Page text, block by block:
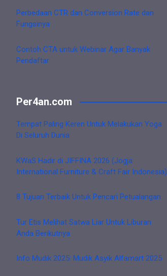
Perbedaan CTR dan Conversion Rate dan
Fungsinya
Contoh CTA untuk Webinar Agar Banyak
Pendaftar
Per4an.com
Tempat Paling Keren Untuk Melakukan Yoga
Di Seluruh Dunia
KWaS Hadir di JIFFINA 2026 (Jogja
International Furniture & Craft Fair Indonesia)
8 Tujuan Terbaik Untuk Pencari Petualangan
Tur Etis Melihat Satwa Liar Untuk Liburan
Anda Berikutnya
Info Mudik 2025: Mudik Asyik Alfamart 2025